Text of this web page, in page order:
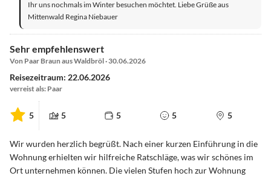
Ihr uns nochmals im Winter besuchen möchtet. Liebe Grüße aus
Mittenwald Regina Niebauer
Sehr empfehlenswert
Von Paar Braun aus Waldbröl · 30.06.2026
Reisezeitraum: 22.06.2026
verreist als: Paar
5 5 5 5 5
Wir wurden herzlich begrüßt. Nach einer kurzen Einführung in die
Wohnung erhielten wir hilfreiche Ratschläge, was wir schönes im
Ort unternehmen können. Die vielen Stufen hoch zur Wohnung